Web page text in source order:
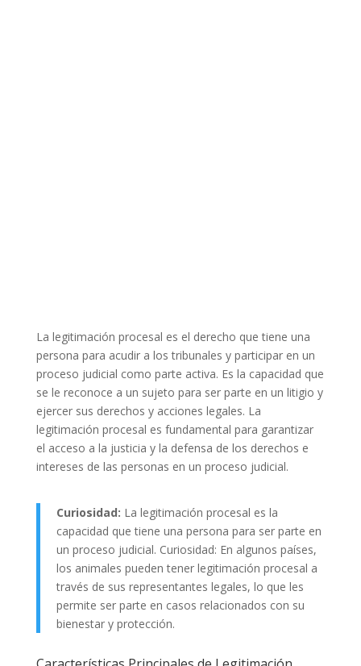
La legitimación procesal es el derecho que tiene una
persona para acudir a los tribunales y participar en un
proceso judicial como parte activa. Es la capacidad que
se le reconoce a un sujeto para ser parte en un litigio y
ejercer sus derechos y acciones legales. La
legitimación procesal es fundamental para garantizar
el acceso a la justicia y la defensa de los derechos e
intereses de las personas en un proceso judicial.
Curiosidad: La legitimación procesal es la
capacidad que tiene una persona para ser parte en
un proceso judicial. Curiosidad: En algunos países,
los animales pueden tener legitimación procesal a
través de sus representantes legales, lo que les
permite ser parte en casos relacionados con su
bienestar y protección.